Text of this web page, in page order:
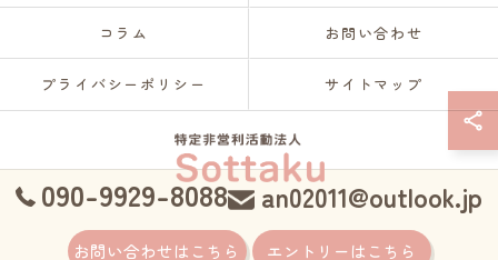
090-9929-8088 an02011@outlook.jp
お問い合わせはこちら エントリーはこちら
コラム お問い合わせ
プライバシーポリシー サイトマップ
© 2026 愛知県名古屋の訪問介護なら特定非営利活動法人Sottaku ALL RIGHTS